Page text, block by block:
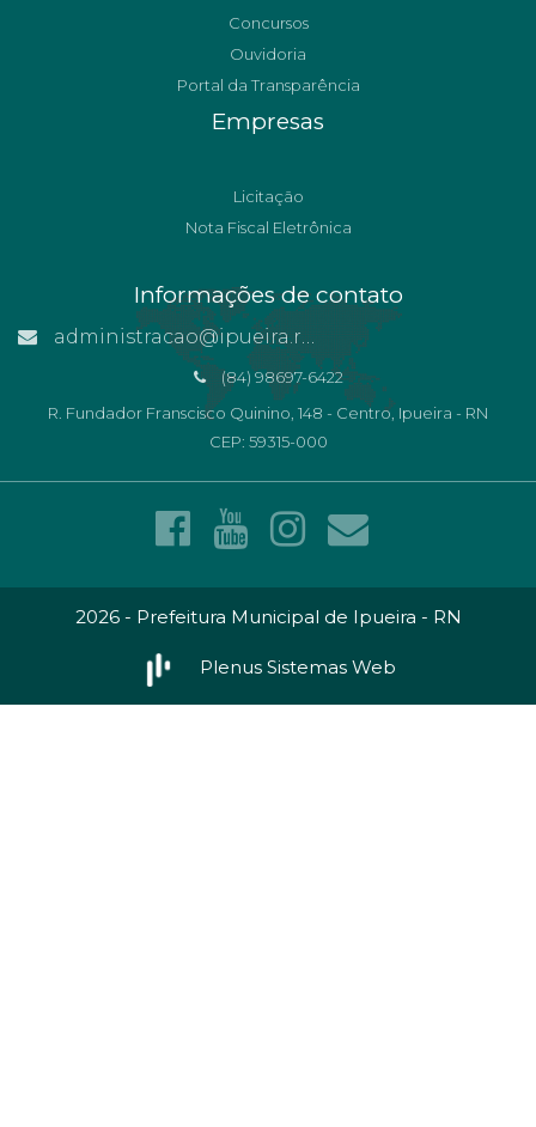
Concursos
Ouvidoria
Portal da Transparência
Empresas
Licitação
Nota Fiscal Eletrônica
Informações de contato
administracao@ipueira.rn.gov.br
(84) 98697-6422
R. Fundador Franscisco Quinino, 148 - Centro, Ipueira - RN
CEP: 59315-000
2026 - Prefeitura Municipal de Ipueira - RN
Plenus Sistemas Web